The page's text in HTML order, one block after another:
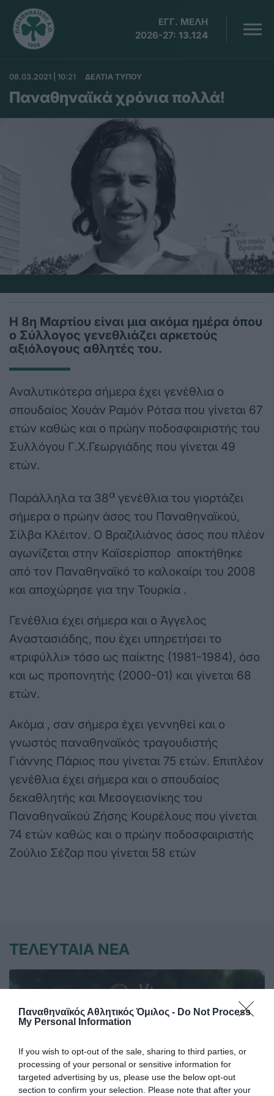
Παναθηναϊκός Αθλητικός Όμιλος - Do Not Process
My Personal Information
If you wish to opt-out of the sale, sharing to third parties, or
processing of your personal or sensitive information for
targeted advertising by us, please use the below opt-out
section to confirm your selection. Please note that after your
ΕΓΓ. ΜΕΛΗ
2026-27: 13.124
08.03.2021 | 10:21 ΔΕΛΤΙΑ ΤΥΠΟΥ
Παναθηναϊκά χρόνια πολλά!
Η 8η Μαρτίου είναι μια ακόμα ημέρα όπου
ο Σύλλογος γενεθλιάζει αρκετούς
αξιόλογους αθλητές του.
Αναλυτικότερα σήμερα έχει γενέθλια ο
σπουδαίος Χουάν Ραμόν Ρότσα που γίνεται 67
ετών καθώς και ο πρώην ποδοσφαιριστής του
Συλλόγου Γ.Χ.Γεωργιάδης που γίνεται 49
ετών.
Παράλληλα τα 38α γενέθλια του γιορτάζει
σήμερα ο πρώην άσος του Παναθηναϊκού,
Σίλβα Κλέιτον. Ο Βραζιλιάνος άσος που πλέον
αγωνίζεται στην Καϊσερίσπορ αποκτήθηκε
από τον Παναθηναϊκό το καλοκαίρι του 2008
και αποχώρησε για την Τουρκία .
Γενέθλια έχει σήμερα και ο Άγγελος
Αναστασιάδης, που έχει υπηρετήσει το
«τριφύλλι» τόσο ως παίκτης (1981-1984), όσο
και ως προπονητής (2000-01) και γίνεται 68
ετών.
Ακόμα , σαν σήμερα έχει γεννηθεί και ο
γνωστός παναθηναϊκός τραγουδιστής
Γιάννης Πάριος που γίνεται 75 ετών. Επιπλέον
γενέθλια έχει σήμερα και ο σπουδαίος
δεκαθλητής και Μεσογειονίκης του
Παναθηναϊκού Ζήσης Κουρέλους που γίνεται
74 ετών καθώς και ο πρώην ποδοσφαιριστής
Ζούλιο Σέζαρ που γίνεται 58 ετών
ΤΕΛΕΥΤΑΙΑ ΝΕΑ